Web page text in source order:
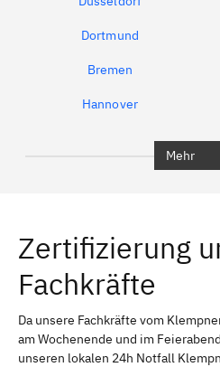
Dortmund
Bremen
Hannover
Erlangen
Bayreuth
Schweinfurt
Mehr
Zertifizierung
Fachkräfte
Da unsere Fachkräfte vom
am Wochenende und im
unseren lokalen 24h Notfall